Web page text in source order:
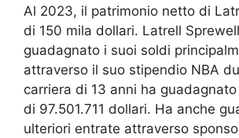
Al 2023, il patrimonio netto di
di 150 mila dollari. Latrell
guadagnato i suoi soldi
attraverso il suo stipendio NBA
carriera di 13 anni ha
di 97.501.711 dollari. Ha anche
ulteriori entrate attraverso